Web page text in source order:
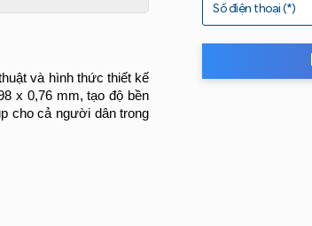
và hình thức thiết kế
x 0,76 mm, tạo độ bền
cho cả người dân trong
Số điện thoại (*)